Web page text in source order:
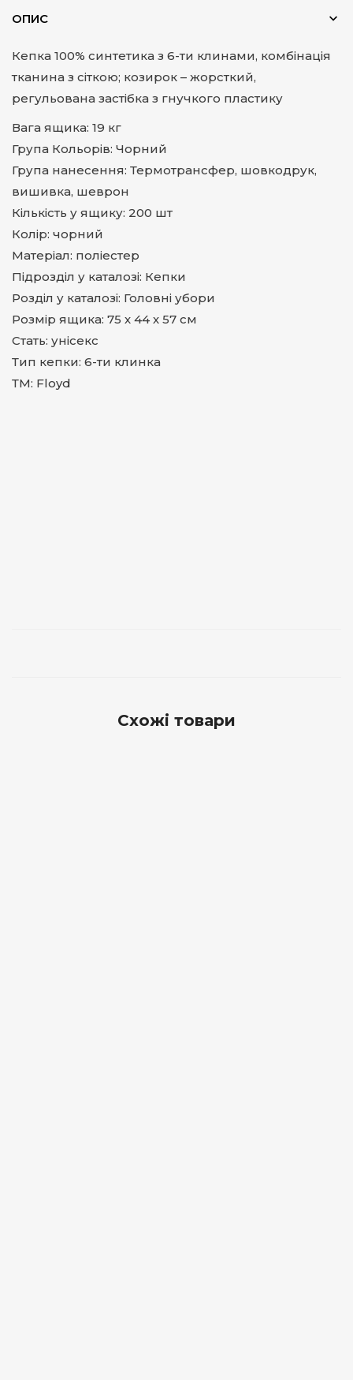
ОПИС
Кепка 100% синтетика з 6-ти клинами, комбінація
тканина з сіткою; козирок – жорсткий,
регульована застібка з гнучкого пластику
Вага ящика: 19 кг
Група Кольорів: Чорний
Група нанесення: Термотрансфер, шовкодрук,
вишивка, шеврон
Кількість у ящику: 200 шт
Колір: чорний
Матеріал: поліестер
Підрозділ у каталозі: Кепки
Розділ у каталозі: Головні убори
Розмір ящика: 75 х 44 х 57 см
Стать: унісекс
Тип кепки: 6-ти клинка
ТМ: Floyd
Схожі товари